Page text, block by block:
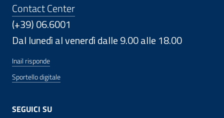
Contact Center
(+39) 06.6001
Dal lunedì al venerdì dalle 9.00 alle 18.00
Inail risponde
Sportello digitale
SEGUICI SU